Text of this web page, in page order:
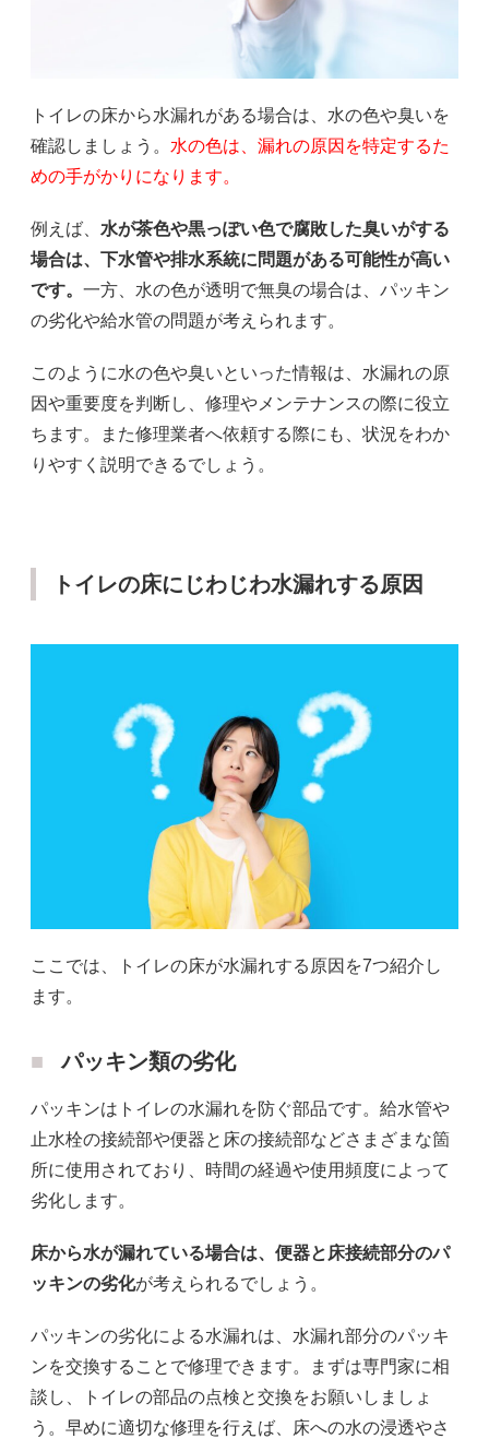
トイレの床から水漏れがある場合は、水の色や臭いを
確認しましょう。 水の色は、漏れの原因を特定するた
めの手がかりになります。
例えば、 水が茶色や黒っぽい色で腐敗した臭いがする
場合は、下水管や排水系統に問題がある可能性が高い
です。 一方、水の色が透明で無臭の場合は、パッキン
の劣化や給水管の問題が考えられます。
このように水の色や臭いといった情報は、水漏れの原
因や重要度を判断し、修理やメンテナンスの際に役立
ちます。また修理業者へ依頼する際にも、状況をわか
りやすく説明できるでしょう。
トイレの床にじわじわ水漏れする原因
ここでは、トイレの床が水漏れする原因を7つ紹介し
ます。
パッキン類の劣化
パッキンはトイレの水漏れを防ぐ部品です。給水管や
止水栓の接続部や便器と床の接続部などさまざまな箇
所に使用されており、時間の経過や使用頻度によって
劣化します。
床から水が漏れている場合は、便器と床接続部分のパ
ッキンの劣化が考えられるでしょう。
パッキンの劣化による水漏れは、水漏れ部分のパッキ
ンを交換することで修理できます。まずは専門家に相
談し、トイレの部品の点検と交換をお願いしましょ
う。早めに適切な修理を行えば、床への水の浸透やさ